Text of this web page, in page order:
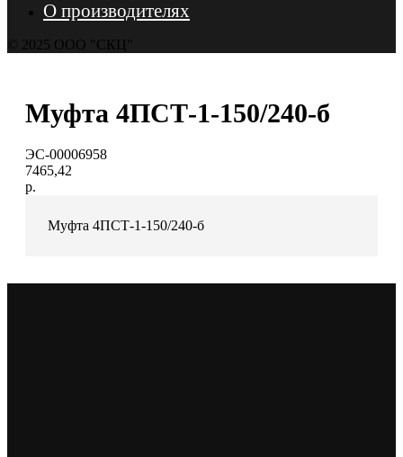
О производителях
© 2025 ООО "СКЦ"
Муфта 4ПСТ-1-150/240-б
ЭС-00006958
7465,42
р.
Муфта 4ПСТ-1-150/240-б